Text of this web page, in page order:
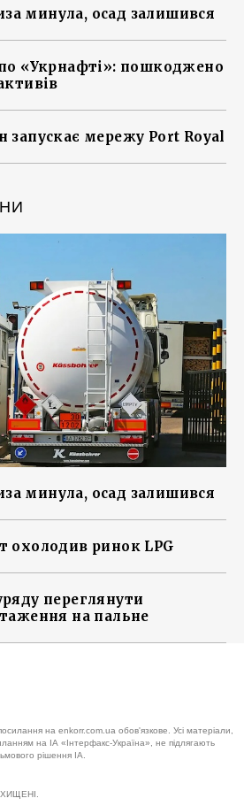
минула, осад залишився
«Укрнафті»: пошкоджено
мережу Port Royal
минула, осад залишився
охолодив ринок LPG
переглянути
на пальне
на enkorr.com.ua обов'язкове. Усі матеріали,
на ІА «Інтерфакс-Україна», не підлягають
рішення ІА.